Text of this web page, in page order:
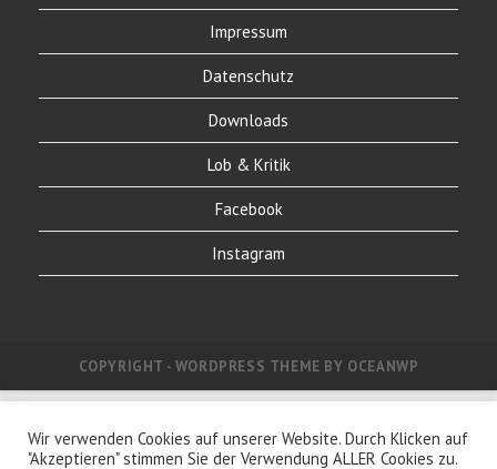
Impressum
Datenschutz
Downloads
Lob & Kritik
Facebook
Instagram
COPYRIGHT - WORDPRESS THEME BY OCEANWP
Wir verwenden Cookies auf unserer Website. Durch Klicken auf
"Akzeptieren" stimmen Sie der Verwendung ALLER Cookies zu.